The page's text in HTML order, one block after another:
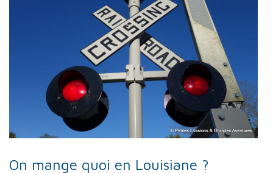
On mange quoi en Louisiane ?